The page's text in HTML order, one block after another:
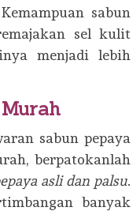
sabun
sel kulit
menjadi lebih
sabun pepaya
berpatokanlah
asli dan palsu.
banyak